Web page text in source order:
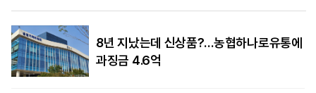
8년 지났는데 신상품?…농협하나로유통에
과징금 4.6억